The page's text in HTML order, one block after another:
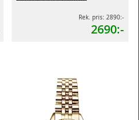
Rek. pris: 2890:-
2690:-